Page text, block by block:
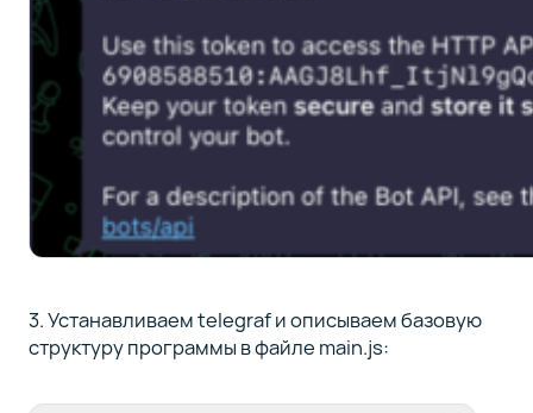
3. Устанавливаем telegraf и описываем базовую
структуру программы в файле main.js: